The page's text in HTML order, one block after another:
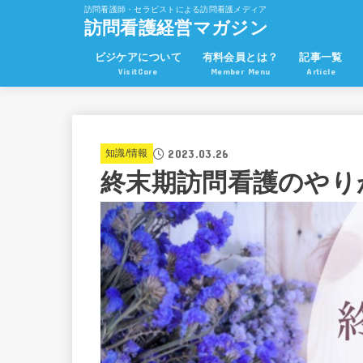
訪問看護師・セラピストによる訪問看護メディア
訪問看護経営マガジン
ビジケアについて
VisitCare
有料会員とは？
Member Menu
記事一覧
Article
知識/情報 2023.03.26
終末期訪問看護のや